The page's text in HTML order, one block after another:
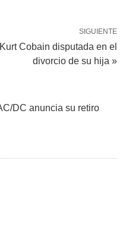
SIGUIENTE
Cobain disputada en el
divorcio de su hija »
DC anuncia su retiro